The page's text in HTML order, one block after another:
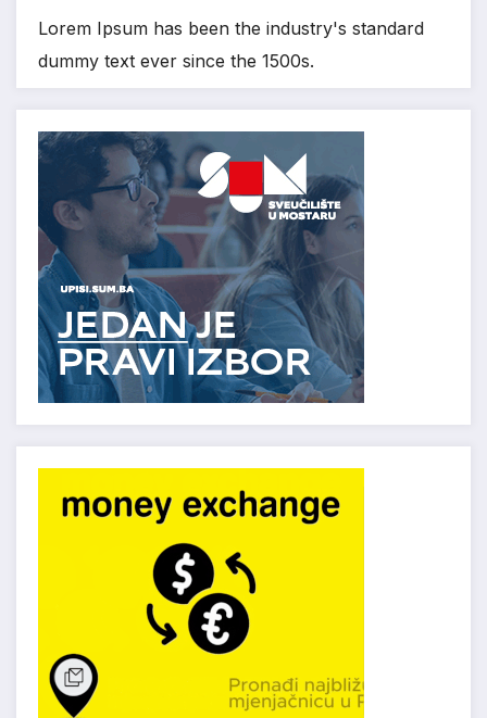
Lorem Ipsum has been the industry's standard
dummy text ever since the 1500s.